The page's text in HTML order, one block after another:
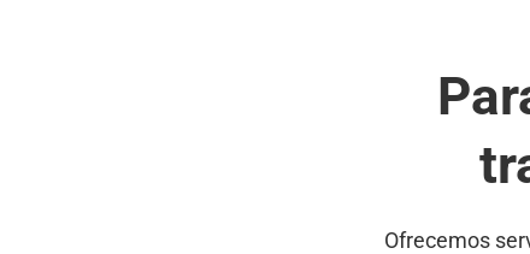
Ofrecemos